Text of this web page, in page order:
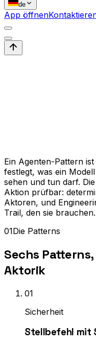
de
App öffnen
Ein Agenten-Pattern
festlegt, was ein
sehen und tun darf.
Aktion prüfbar:
Aktoren, und
Trail, den sie brauchen.
01Die Patterns
Sechs
Aktorik
01
Sicherheit
Stellbefehl mit